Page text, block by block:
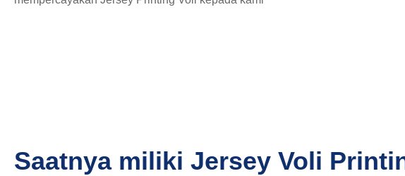
Saatnya miliki Jersey Voli